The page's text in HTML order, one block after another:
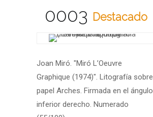
0003 Destacado
Joan Miró. "Miró L’Oeuvre
Graphique (1974)". Litografía sobre
papel Arches. Firmada en el ángulo
inferior derecho. Numerado